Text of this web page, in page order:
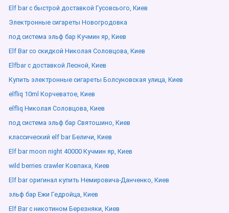
Elf bar с быстрой доставкой Гусовсього, Киев
Электронные сигареты Новогродовка
под система эльф бар Кучмин яр, Киев
Elf Bar со скидкой Николая Соловцова, Киев
Elfbar с доставкой Лесной, Киев
Купить электронные сигареты Болсуновская улица, Киев
elfliq 10ml Корчеватое, Киев
elfliq Николая Соловцова, Киев
под система эльф бар Святошино, Киев
классический elf bar Беличи, Киев
Elf bar moon night 40000 Кучмин яр, Киев
wild berries crawler Ковпака, Киев
Elf bar оригинал купить Немировича-Данченко, Киев
эльф бар Ежи Гедройца, Киев
Elf Bar с никотином Березняки, Киев